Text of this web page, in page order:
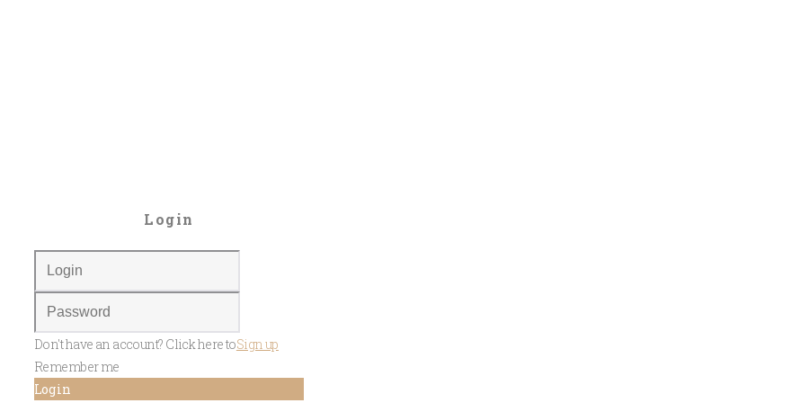
Login
Don't have an account? Click here toSign up
Remember me
Log in